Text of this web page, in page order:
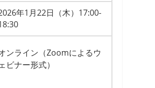
年1月22日（木）17:00-
ンライン（Zoomによるウ
ビナー形式）